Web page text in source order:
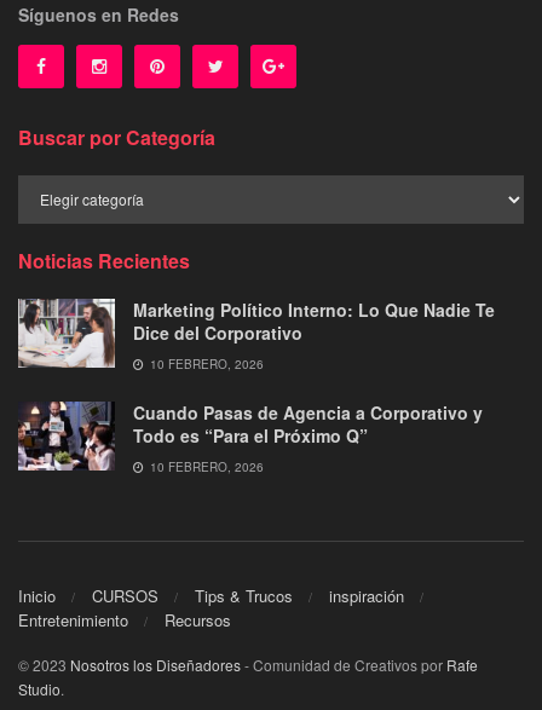
Síguenos en Redes
Buscar por Categoría
por
Noticias Recientes
Marketing Político Interno: Lo Que Nadie Te
Dice del Corporativo
10 FEBRERO, 2026
Cuando Pasas de Agencia a Corporativo y
Todo es “Para el Próximo Q”
10 FEBRERO, 2026
Inicio CURSOS Tips & Trucos
inspiración
Entretenimiento
Recursos
© 2023 Nosotros los Diseñadores- Comunidad de Creativos por Rafe
Studio.